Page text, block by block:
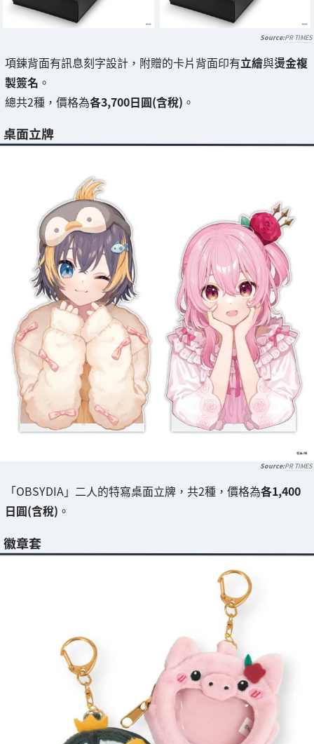
PR TIMES
項鍊背面有訊息刻字設計，附贈的卡片背面印有立繪與燙金複
製簽名 。
總共2種，價格為各3,700日圓(含稅) 。
桌面立牌
PR TIMES
「OBSYDIA」二人的特寫桌面立牌，共2種，價格為各1,400
日圓(含稅) 。
徽章套